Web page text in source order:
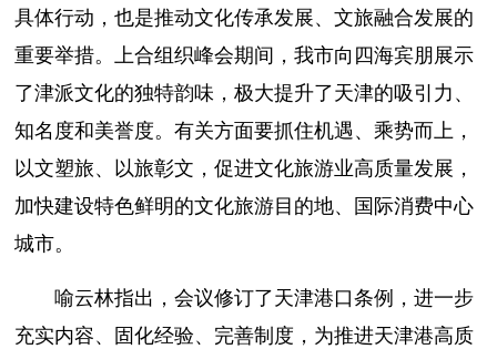
具体行动，也是推动文化传承发展、文旅融合发展的
重要举措。上合组织峰会期间，我市向四海宾朋展示
了津派文化的独特韵味，极大提升了天津的吸引力、
知名度和美誉度。有关方面要抓住机遇、乘势而上，
以文塑旅、以旅彰文，促进文化旅游业高质量发展，
加快建设特色鲜明的文化旅游目的地、国际消费中心
城市。
喻云林指出，会议修订了天津港口条例，进一步
充实内容、固化经验、完善制度，为推进天津港高质